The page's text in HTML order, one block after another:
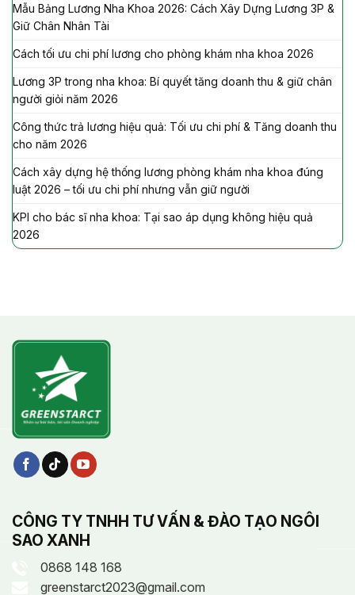
Mẫu Bảng Lương Nha Khoa 2026: Cách Xây Dựng Lương 3P &
Giữ Chân Nhân Tài
Cách tối ưu chi phí lương cho phòng khám nha khoa 2026
Lương 3P trong nha khoa: Bí quyết tăng doanh thu & giữ chân
người giỏi năm 2026
Công thức trả lương hiệu quả: Tối ưu chi phí & Tăng doanh thu
cho năm 2026
Cách xây dựng hệ thống lương phòng khám nha khoa đúng
luật 2026 – tối ưu chi phí nhưng vẫn giữ người
KPI cho bác sĩ nha khoa: Tại sao áp dụng không hiệu quả
2026
CÔNG TY TNHH TƯ VẤN & ĐÀO TẠO NGÔI
SAO XANH
0868 148 168
greenstarct2023@gmail.com